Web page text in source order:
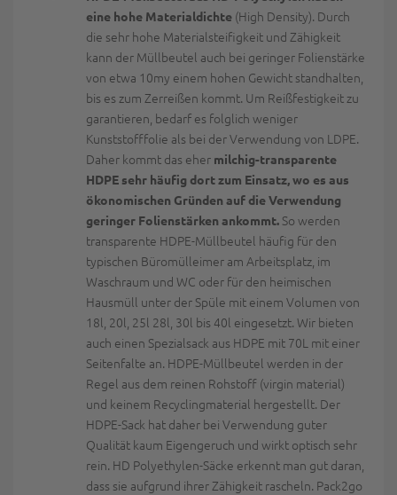
eine hohe Materialdichte (High Density). Durch
die sehr hohe Materialsteifigkeit und Zähigkeit
kann der Müllbeutel auch bei geringer Folienstärke
von etwa 10my einem hohen Gewicht standhalten,
bis es zum Zerreißen kommt. Um Reißfestigkeit zu
garantieren, bedarf es folglich weniger
Kunststofffolie als bei der Verwendung von LDPE.
Daher kommt das eher milchig-transparente
HDPE sehr häufig dort zum Einsatz, wo es aus
ökonomischen Gründen auf die Verwendung
geringer Folienstärken ankommt. So werden
transparente HDPE-Müllbeutel häufig für den
typischen Büromülleimer am Arbeitsplatz, im
Waschraum und WC oder für den heimischen
Hausmüll unter der Spüle mit einem Volumen von
18l, 20l, 25l 28l, 30l bis 40l eingesetzt. Wir bieten
auch einen Spezialsack aus HDPE mit 70L mit einer
Seitenfalte an. HDPE-Müllbeutel werden in der
Regel aus dem reinen Rohstoff (virgin material)
und keinem Recyclingmaterial hergestellt. Der
HDPE-Sack hat daher bei Verwendung guter
Qualität kaum Eigengeruch und wirkt optisch sehr
rein. HD Polyethylen-Säcke erkennt man gut daran,
dass sie aufgrund ihrer Zähigkeit rascheln. Pack2go